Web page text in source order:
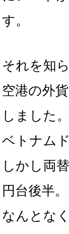
す。
それを知
空港の外
しました
ベトナム
しかし両
円台後半。
なんとな